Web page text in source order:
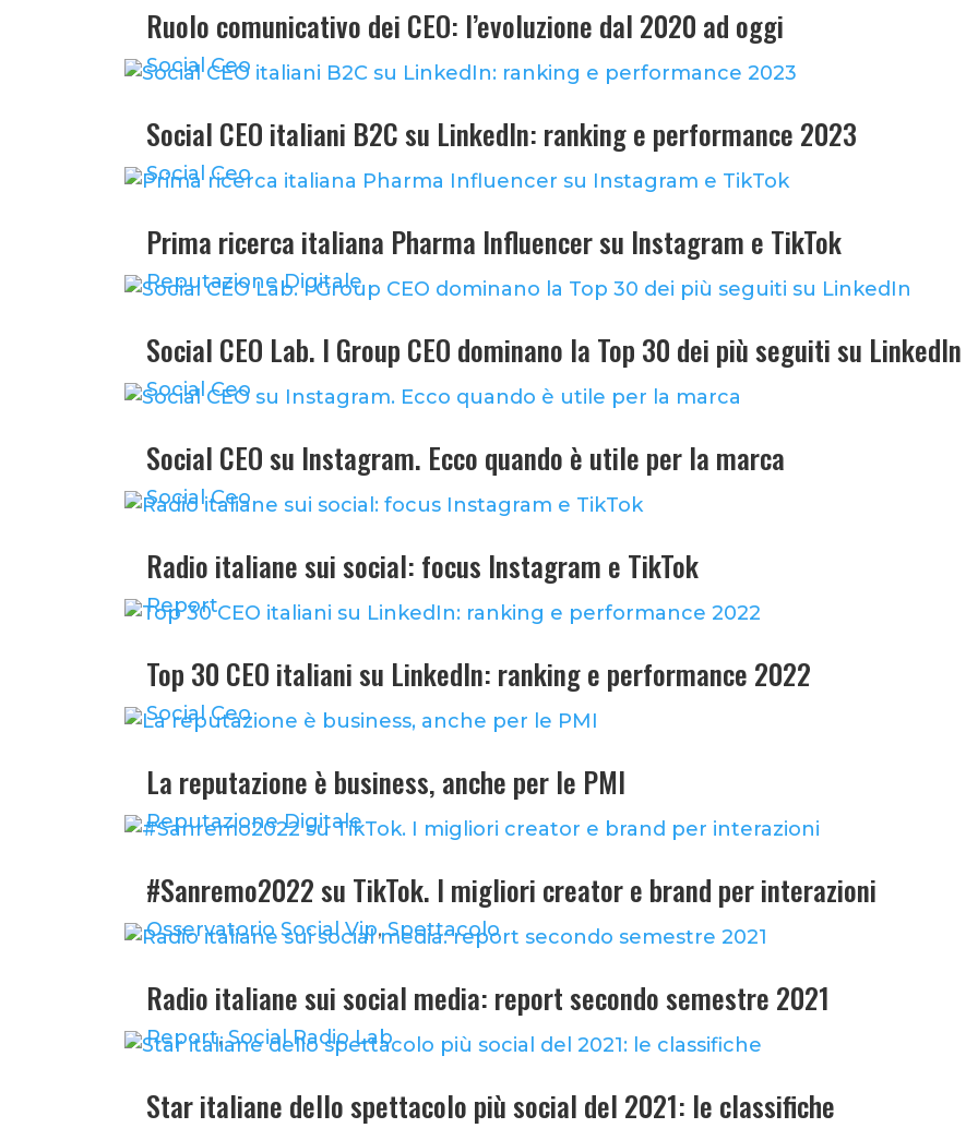
Ruolo comunicativo dei CEO: l’evoluzione dal 2020 ad oggi
Social Ceo
Social CEO italiani B2C su LinkedIn: ranking e performance 2023
Social Ceo
Prima ricerca italiana Pharma Influencer su Instagram e TikTok
Reputazione Digitale
Social CEO Lab. I Group CEO dominano la Top 30 dei più seguiti su LinkedIn
Social Ceo
Social CEO su Instagram. Ecco quando è utile per la marca
Social Ceo
Radio italiane sui social: focus Instagram e TikTok
Report
Top 30 CEO italiani su LinkedIn: ranking e performance 2022
Social Ceo
La reputazione è business, anche per le PMI
Reputazione Digitale
#Sanremo2022 su TikTok. I migliori creator e brand per interazioni
Osservatorio Social Vip,Spettacolo
Radio italiane sui social media: report secondo semestre 2021
Report,Social Radio Lab
Star italiane dello spettacolo più social del 2021: le classifiche